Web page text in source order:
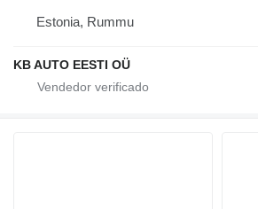
Estonia, Rummu
KB AUTO EESTI OÜ